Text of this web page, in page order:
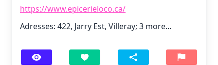
https://www.epicerieloco.ca/
Adresses: 422, Jarry Est, Villeray; 3 more…